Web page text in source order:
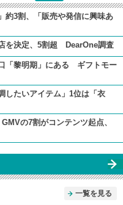
約3割、「販売や発信に興味あ
を決定、5割超 DearOne調査
「黎明期」にある ギフトモー
したいアイテム」1位は「衣
の7割がコンテンツ起点、
一覧を見る